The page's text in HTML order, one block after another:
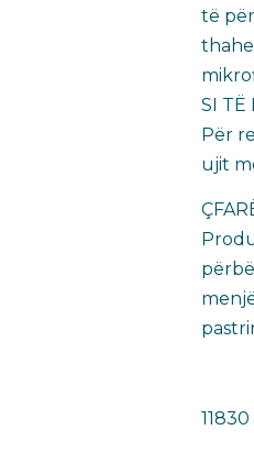
të
SI TË
Për
ujit
11830